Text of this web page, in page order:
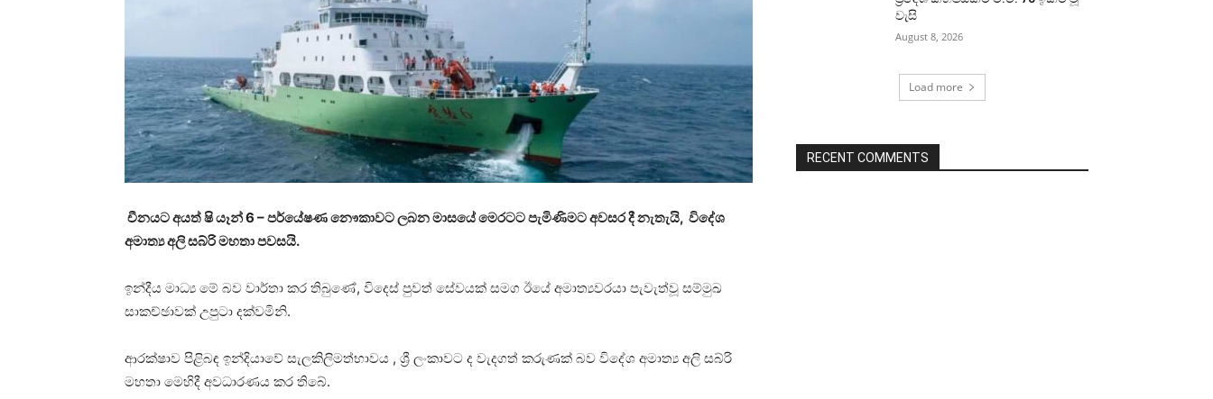
චීනයට අයත් ෂි යෑන් 6 – පර්යේෂණ නෞකාවට ලබන මාසයේ මෙරටට පැමිණිමට අවසර දී නැතැයි, විදේශ
අමාත්‍ය අලි සබ්රි මහතා පවසයි.
ඉන්දීය මාධ්‍ය මේ බව වාර්තා කර තිබුණේ, විදෙස් පුවත් සේවයක් සමග ඊයේ අමාත්‍යවරයා පැවැත්වූ සම්මුඛ
සාකච්ඡාවක් උපුටා දක්වමිනි.
ආරක්ෂාව පිළිබඳ ඉන්දියාවේ සැලකිලිමත්භාවය , ශ්‍රී ලංකාවට ද වැදගත් කරුණක් බව විදේශ අමාත්‍ය අලි සබ්රි
මහතා මෙහිදී අවධාරණය කර තිබේ.
වැසි
August 8, 2026
Load more
RECENT COMMENTS